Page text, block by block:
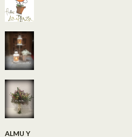
ALMU Y